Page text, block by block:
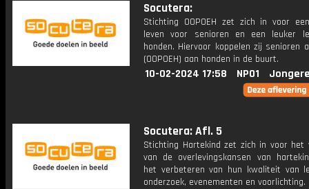
Socutera:
Stichting OOPOEH zet zich in voor
leven voor senioren en een leuker
honden. Hiervoor koppelen zij senioren
(OOPOEH) aan honden in de buurt.
10-02-2024 17:58 NPO1
Socutera: Afl. 5
Stichting Hartekind zet zich in voor het
van de overlevingskansen van
het verbeteren van hun kwaliteit van
onderzoek, evenementen en voorlichting.